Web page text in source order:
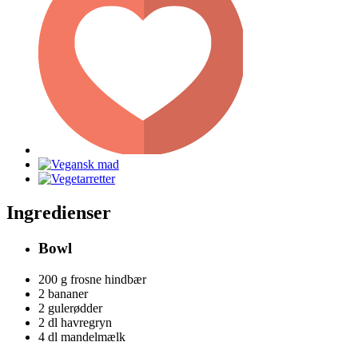
Ingredienser
Bowl
200 g frosne hindbær
2 bananer
2 gulerødder
2 dl havregryn
4 dl mandelmælk